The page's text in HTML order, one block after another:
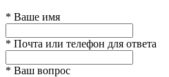
* Ваше имя
* Почта или телефон для ответа
* Ваш вопрос